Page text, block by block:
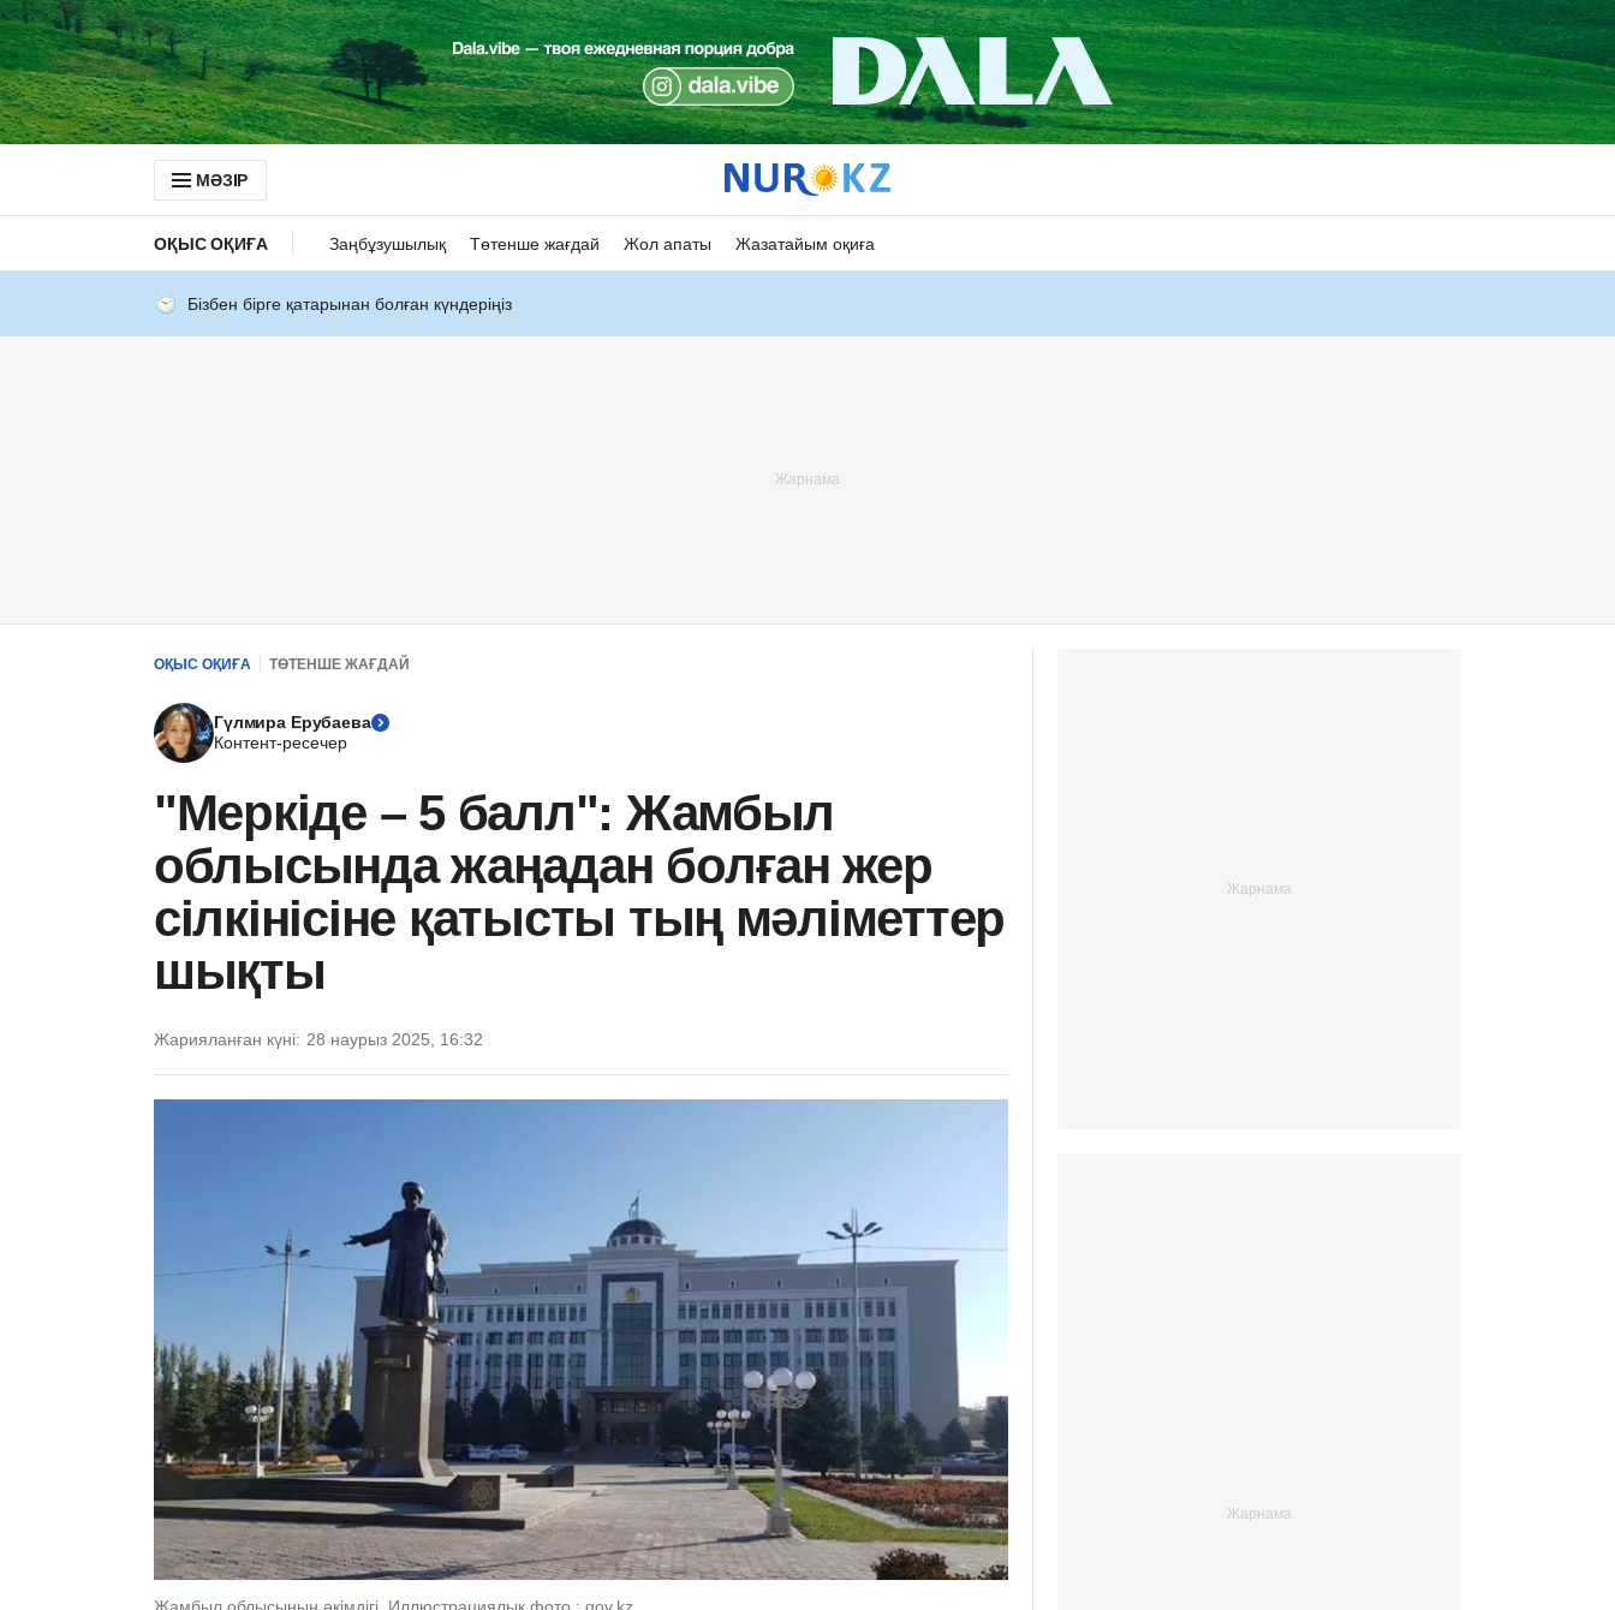
МӘЗІР
ОҚЫС ОҚИҒА Заңбұзушылық Төтенше жағдай Жол апаты Жазатайым оқиға
Бізбен бірге қатарынан болған күндеріңіз
ОҚЫС ОҚИҒА ТӨТЕНШЕ ЖАҒДАЙ
Гүлмира Ерубаева
Контент-ресечер
"Меркіде – 5 балл": Жамбыл
облысында жаңадан болған жер
сілкінісіне қатысты тың мәліметтер
шықты
Жарияланған күні: 28 наурыз 2025, 16:32